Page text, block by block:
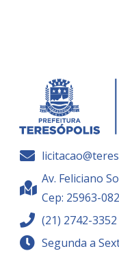
Av. Feliciano
Cep: 25963-082
(21) 2742-
Segunda a